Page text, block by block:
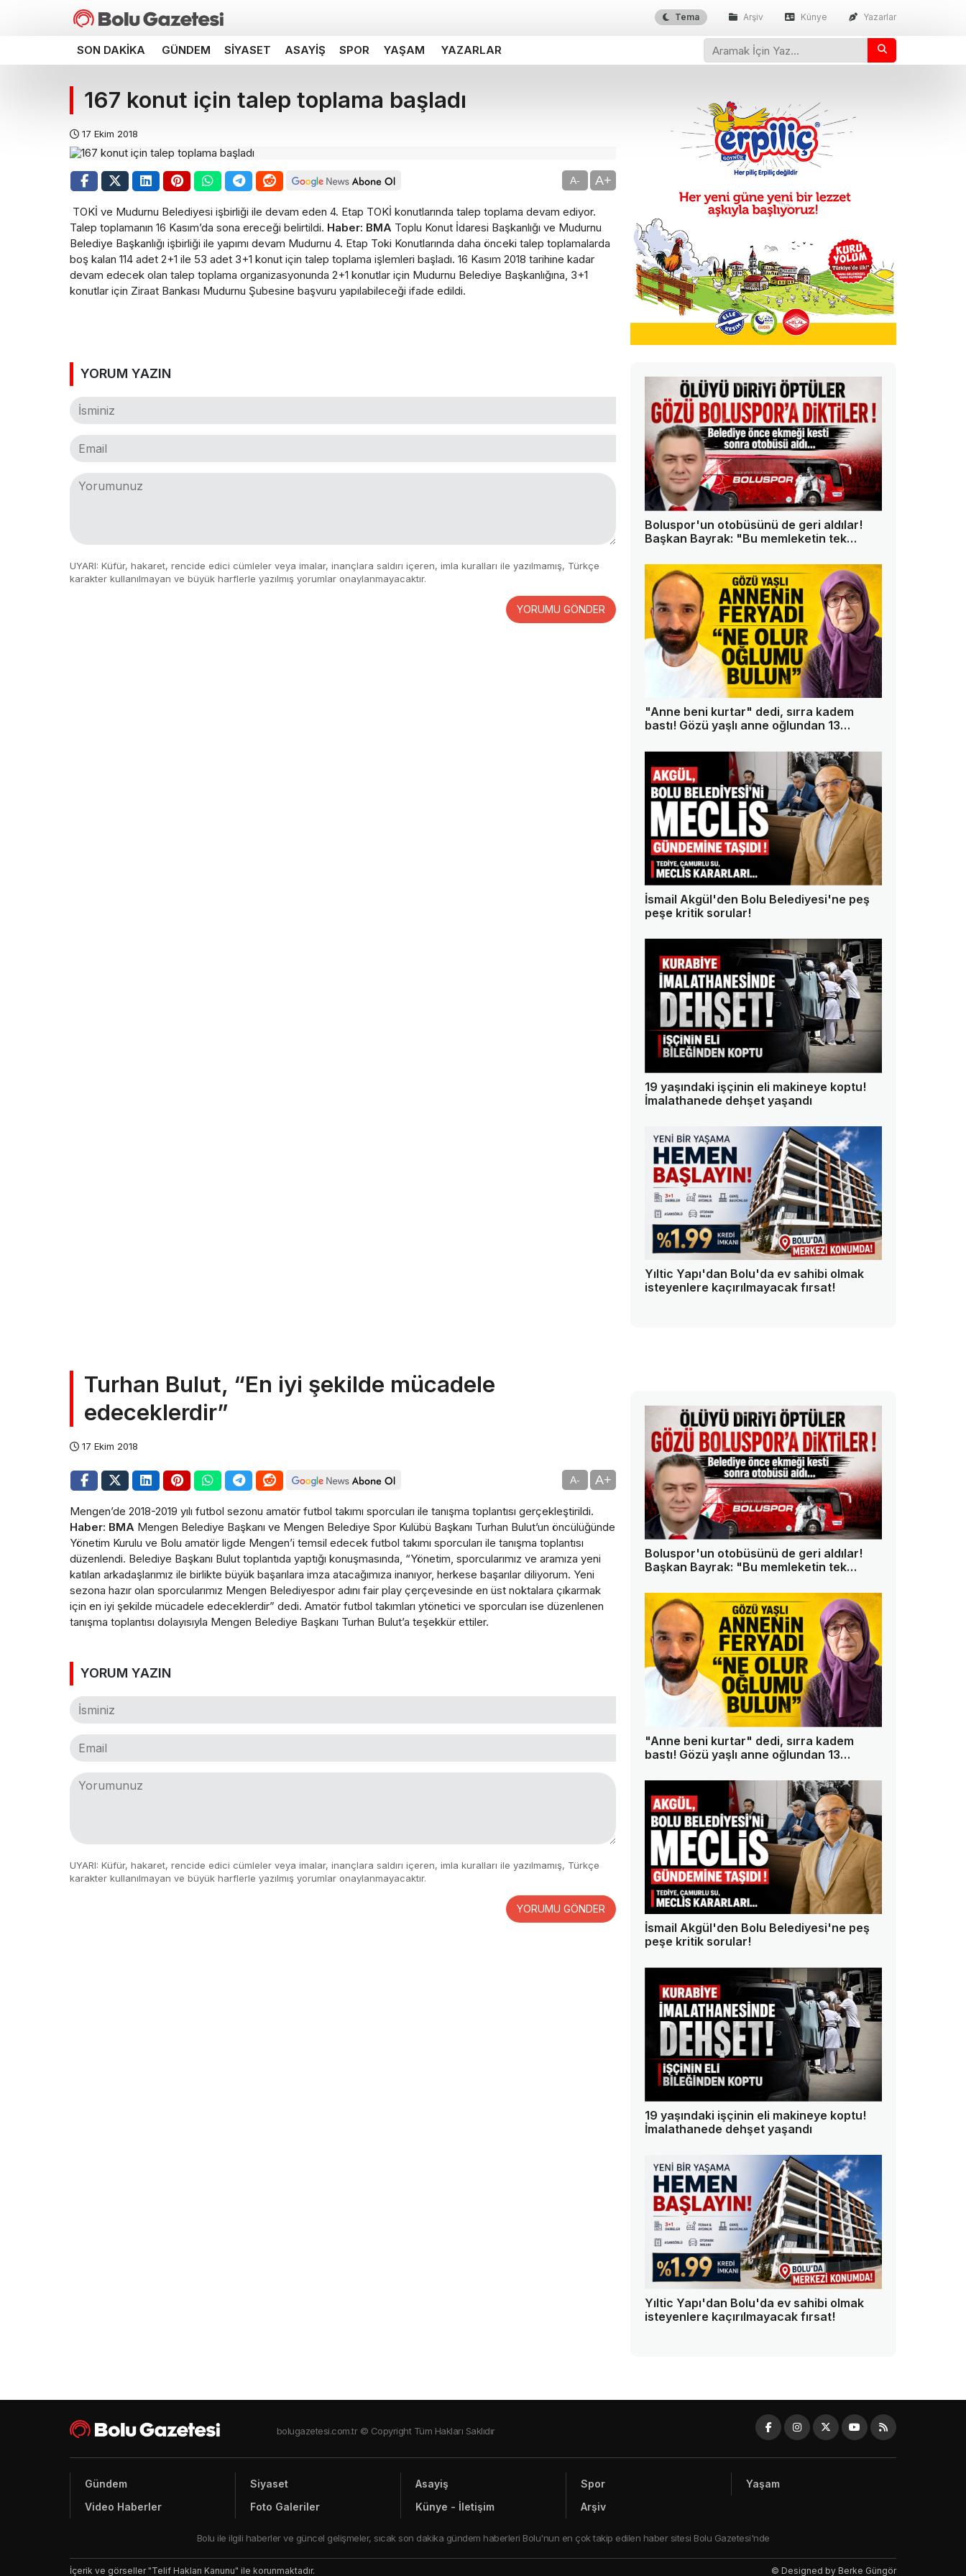
Tema Arşiv Künye Yazarlar
SON DAKIKA GÜNDEM SIYASET ASAYIŞ SPOR YAŞAM YAZARLAR
167 konut için talep toplama başladı
17 Ekim 2018
A- A+
TOKİ ve Mudurnu Belediyesi işbirliği ile devam eden 4. Etap TOKİ konutlarında talep toplama devam ediyor.
Talep toplamanın 16 Kasım’da sona ereceği belirtildi. Haber: BMA Toplu Konut İdaresi Başkanlığı ve Mudurnu
Belediye Başkanlığı işbirliği ile yapımı devam Mudurnu 4. Etap Toki Konutlarında daha önceki talep toplamalarda
boş kalan 114 adet 2+1 ile 53 adet 3+1 konut için talep toplama işlemleri başladı. 16 Kasım 2018 tarihine kadar
devam edecek olan talep toplama organizasyonunda 2+1 konutlar için Mudurnu Belediye Başkanlığına, 3+1
konutlar için Ziraat Bankası Mudurnu Şubesine başvuru yapılabileceği ifade edildi.
YORUM YAZIN
UYARI: Küfür, hakaret, rencide edici cümleler veya imalar, inançlara saldırı içeren, imla kuralları ile yazılmamış, Türkçe
karakter kullanılmayan ve büyük harflerle yazılmış yorumlar onaylanmayacaktır.
YORUMU GÖNDER
Boluspor'un otobüsünü de geri aldılar!
Başkan Bayrak: "Bu memleketin tek
"Anne beni kurtar" dedi, sırra kadem
bastı! Gözü yaşlı anne oğlundan 13
İsmail Akgül'den Bolu Belediyesi'ne peş
peşe kritik sorular!
19 yaşındaki işçinin eli makineye koptu!
İmalathanede dehşet yaşandı
Yıltic Yapı'dan Bolu'da ev sahibi olmak
isteyenlere kaçırılmayacak fırsat!
Turhan Bulut, “En iyi şekilde mücadele
edeceklerdir”
17 Ekim 2018
A- A+
Mengen’de 2018-2019 yılı futbol sezonu amatör futbol takımı sporcuları ile tanışma toplantısı gerçekleştirildi.
Haber: BMAMengen Belediye Başkanı ve Mengen Belediye Spor Kulübü Başkanı Turhan Bulut’un öncülüğünde
Yönetim Kurulu ve Bolu amatör ligde Mengen’i temsil edecek futbol takımı sporcuları ile tanışma toplantısı
düzenlendi. Belediye Başkanı Bulut toplantıda yaptığı konuşmasında, “Yönetim, sporcularımız ve aramıza yeni
katılan arkadaşlarımız ile birlikte büyük başarılara imza atacağımıza inanıyor, herkese başarılar diliyorum. Yeni
sezona hazır olan sporcularımız Mengen Belediyespor adını fair play çerçevesinde en üst noktalara çıkarmak
için en iyi şekilde mücadele edeceklerdir” dedi. Amatör futbol takımları ytönetici ve sporcuları ise düzenlenen
UYARI: Küfür, hakaret, rencide edici cümleler veya imalar, inançlara saldırı içeren, imla kuralları ile yazılmamış, Türkçe
YORUMU GÖNDER
Boluspor'un otobüsünü de geri aldılar!
Başkan Bayrak: "Bu memleketin tek
"Anne beni kurtar" dedi, sırra kadem
bastı! Gözü yaşlı anne oğlundan 13
İsmail Akgül'den Bolu Belediyesi'ne peş
peşe kritik sorular!
19 yaşındaki işçinin eli makineye koptu!
İmalathanede dehşet yaşandı
Yıltic Yapı'dan Bolu'da ev sahibi olmak
isteyenlere kaçırılmayacak fırsat!
bolugazetesi.com.tr © Copyright Tüm Hakları Saklıdır
Gündem Siyaset Asayiş Spor
Yaşam
Video Haberler
Foto Galeriler Künye - İletişim Arşiv
Bolu ile ilgili haberler ve güncel gelişmeler, sıcak son dakika gündem haberleri Bolu'nun en çok takip edilen haber sitesi Bolu Gazetesi'nde
İçerik ve görseller "Telif Hakları Kanunu" ile korunmaktadır. © Designed by Berke Güngör